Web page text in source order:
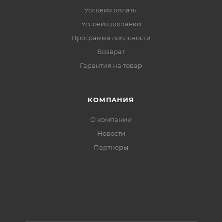
Боковые разрезы:на кнопках — свобода
движений при ходьбе
Светоотражающий шеврон:видимость в
условиях недостаточной освещённости
Условия оплаты
Условия доставки
Программа лояльности
Возврат
Гарантия на товар
КОМПАНИЯ
О компании
Новости
Партнеры